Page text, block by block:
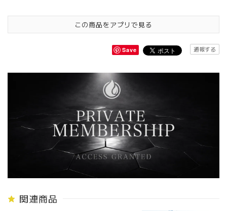
この商品をアプリで見る
Save 通報する
関連商品